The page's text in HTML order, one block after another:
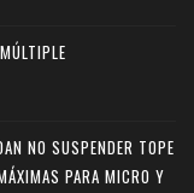
NO SUSPENDER TOPE
PARA MICRO Y